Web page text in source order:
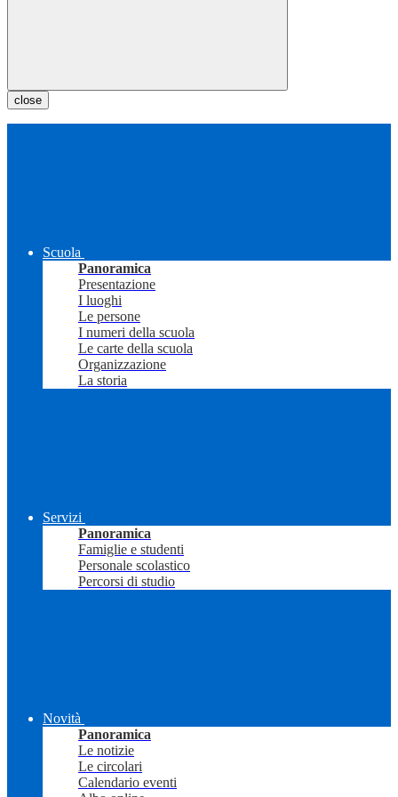
close
Scuola
Panoramica
Presentazione
I luoghi
Le persone
I numeri della scuola
Le carte della scuola
Organizzazione
La storia
Servizi
Panoramica
Famiglie e studenti
Personale scolastico
Percorsi di studio
Novità
Panoramica
Le notizie
Le circolari
Calendario eventi